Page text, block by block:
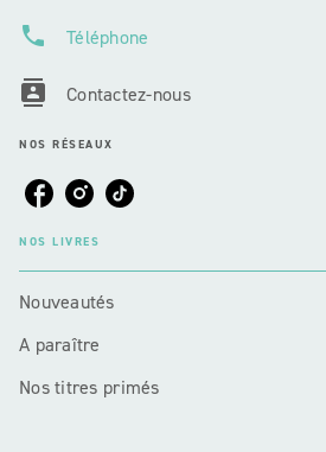
phone Téléphone
contacts Contactez-nous
NOS RÉSEAUX
NOS LIVRES
Nouveautés
A paraître
Nos titres primés